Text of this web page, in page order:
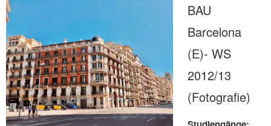
BAU
Barcelona
(E)- WS
2012/13
(Fotografie)